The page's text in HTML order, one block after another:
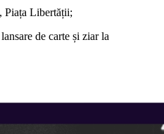
Piața Libertății;
de carte și ziar la